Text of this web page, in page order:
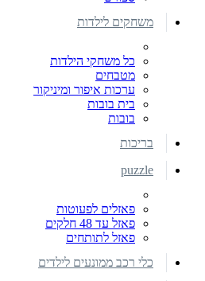
משחקים לילדות
כל משחקי הילדות
מטבחים
ערכות איפור ומיניקור
בית בובות
בובות
בריכות
puzzle
פאזלים לפעוטות
פאזל עד 48 חלקים
פאזל לתותחים
כלי רכב ממונעים לילדים